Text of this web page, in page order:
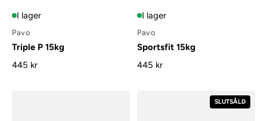
I lager
Pavo
Triple P 15kg
445 kr
I lager
Pavo
Sportsfit 15kg
445 kr
SLUTSÅLD